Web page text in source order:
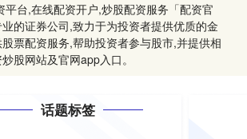
平台,在线配资开户,炒股配资服务「配资官
的证券公司,致力于为投资者提供优质的金
票配资服务,帮助投资者参与股市,并提供相
股网站及官网app入口。
话题标签